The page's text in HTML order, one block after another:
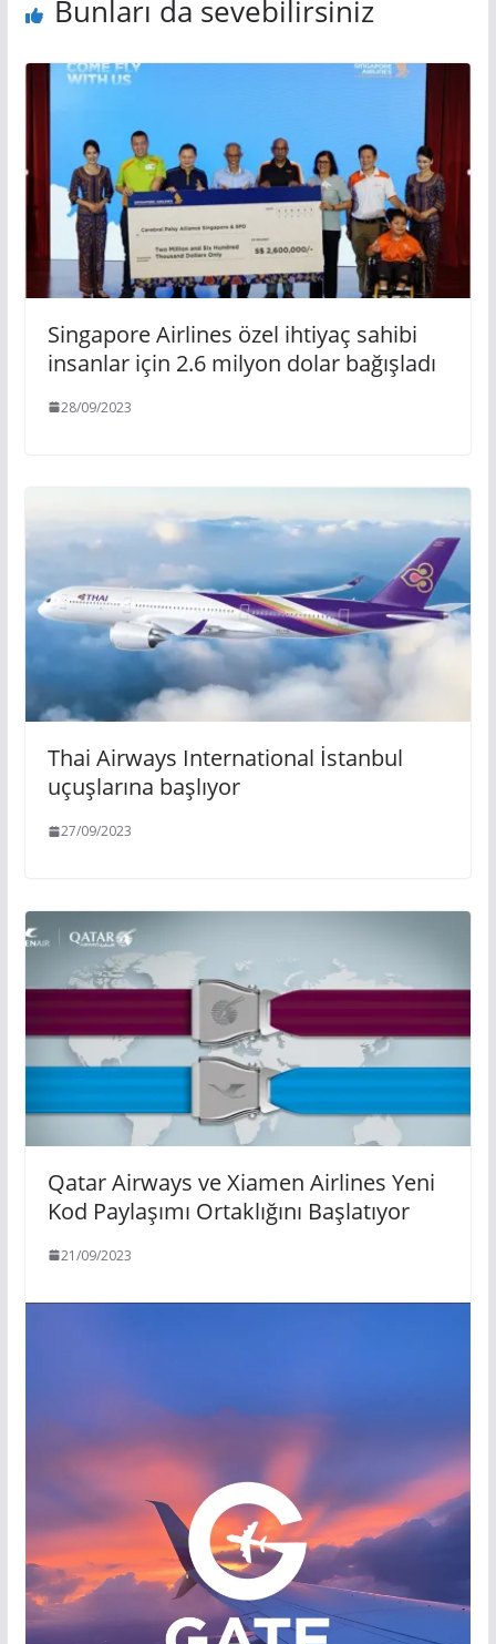
Bunları da sevebilirsiniz
Singapore Airlines özel ihtiyaç sahibi
insanlar için 2.6 milyon dolar bağışladı
28/09/2023
Thai Airways International İstanbul
uçuşlarına başlıyor
27/09/2023
Qatar Airways ve Xiamen Airlines Yeni
Kod Paylaşımı Ortaklığını Başlatıyor
21/09/2023